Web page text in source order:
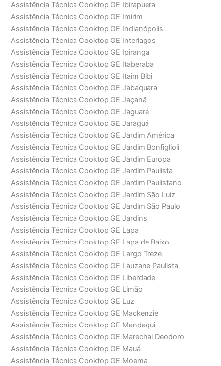
Assistência Técnica Cooktop GE Ibirapuera
Assistência Técnica Cooktop GE Imirim
Assistência Técnica Cooktop GE Indianópolis
Assistência Técnica Cooktop GE Interlagos
Assistência Técnica Cooktop GE Ipiranga
Assistência Técnica Cooktop GE Itaberaba
Assistência Técnica Cooktop GE Itaim Bibi
Assistência Técnica Cooktop GE Jabaquara
Assistência Técnica Cooktop GE Jaçanã
Assistência Técnica Cooktop GE Jaguaré
Assistência Técnica Cooktop GE Jaraguá
Assistência Técnica Cooktop GE Jardim América
Assistência Técnica Cooktop GE Jardim Bonfiglioli
Assistência Técnica Cooktop GE Jardim Europa
Assistência Técnica Cooktop GE Jardim Paulista
Assistência Técnica Cooktop GE Jardim Paulistano
Assistência Técnica Cooktop GE Jardim São Luiz
Assistência Técnica Cooktop GE Jardim São Paulo
Assistência Técnica Cooktop GE Jardins
Assistência Técnica Cooktop GE Lapa
Assistência Técnica Cooktop GE Lapa de Baixo
Assistência Técnica Cooktop GE Largo Treze
Assistência Técnica Cooktop GE Lauzane Paulista
Assistência Técnica Cooktop GE Liberdade
Assistência Técnica Cooktop GE Limão
Assistência Técnica Cooktop GE Luz
Assistência Técnica Cooktop GE Mackenzie
Assistência Técnica Cooktop GE Mandaqui
Assistência Técnica Cooktop GE Marechal Deodoro
Assistência Técnica Cooktop GE Mauá
Assistência Técnica Cooktop GE Moema